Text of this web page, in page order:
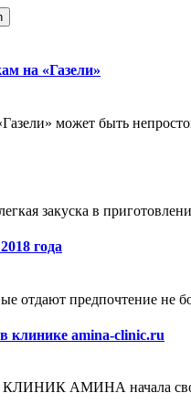
на «Газели»
может быть
закуска в
года
отдают предпочтение не
клинике amina-clinic.ru
КЛИНИК АМИНА начала